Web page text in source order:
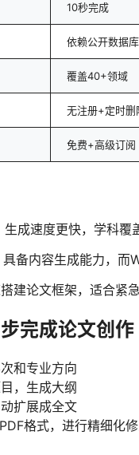
10秒完成
依赖公开数据库
覆盖40+领域
无注册+定时删
免费+高级订阅
生成速度更快，学科
具备内容生成能力，而
建论文框架，适合紧
完成论文创作
和专业方向
，生成大纲
扩展成全文
格式，进行精细化